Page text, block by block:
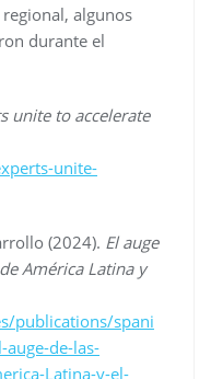
algunos
durante el
unite to accelerate
unite-
(2024). El auge
América Latina y
publications/spani
de-las-
Latina-y-el-